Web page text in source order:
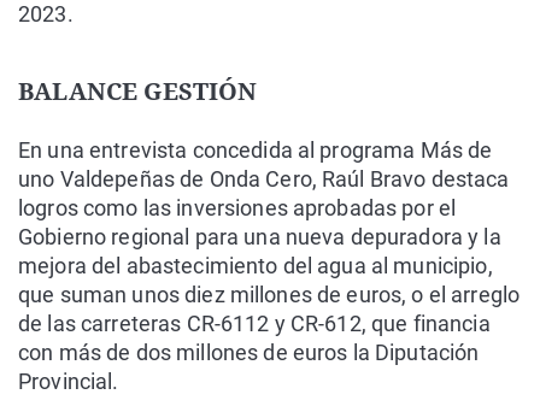
2023.
BALANCE GESTIÓN
En una entrevista concedida al programa Más de
uno Valdepeñas de Onda Cero, Raúl Bravo destaca
logros como las inversiones aprobadas por el
Gobierno regional para una nueva depuradora y la
mejora del abastecimiento del agua al municipio,
que suman unos diez millones de euros, o el arreglo
de las carreteras CR-6112 y CR-612, que financia
con más de dos millones de euros la Diputación
Provincial.